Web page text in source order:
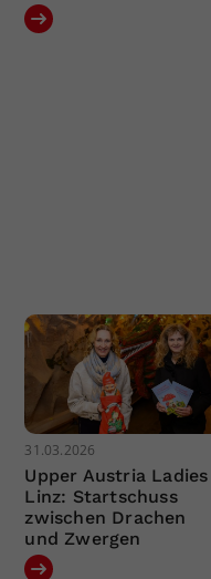
31.03.2026
Upper Austria Ladies
Linz: Startschuss
zwischen Drachen
und Zwergen